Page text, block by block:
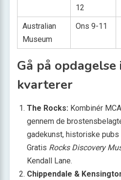
12
Australian
Museum
Ons 9-11
Gå på
kvarterer
The Rocks: Kombinér
gennem de
gadekunst, historiske pubs
Gratis Rocks Discovery
Kendall Lane.
Chippendale &